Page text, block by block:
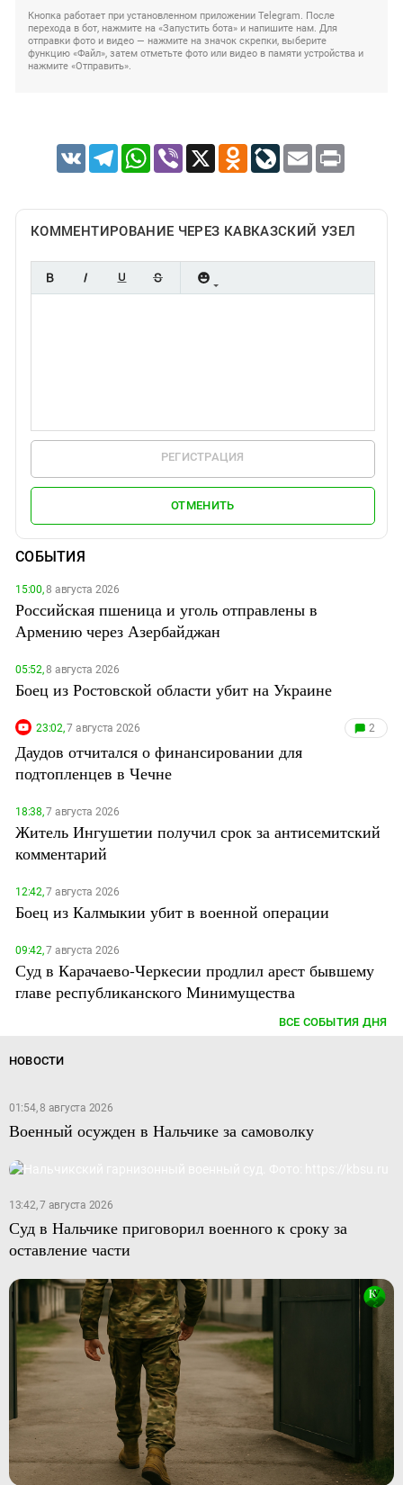
Кнопка работает при установленном приложении Telegram. После
перехода в бот, нажмите на «Запустить бота» и напишите нам. Для
отправки фото и видео — нажмите на значок скрепки, выберите
функцию «Файл», затем отметьте фото или видео в памяти устройства и
нажмите «Отправить».
VK TelegramWhatsApp
Viber X Odnoklassniki
LiveJournal
Email Print
КОММЕНТИРОВАНИЕ ЧЕРЕЗ КАВКАЗСКИЙ УЗЕЛ
РЕГИСТРАЦИЯ
ОТМЕНИТЬ
СОБЫТИЯ
15:00,8 августа 2026
Российская пшеница и уголь отправлены в
Армению через Азербайджан
05:52,8 августа 2026
Боец из Ростовской области убит на Украине
23:02,7 августа 2026 2
Даудов отчитался о финансировании для
подтопленцев в Чечне
18:38,7 августа 2026
Житель Ингушетии получил срок за антисемитский
комментарий
12:42,7 августа 2026
Боец из Калмыкии убит в военной операции
09:42,7 августа 2026
Суд в Карачаево-Черкесии продлил арест бывшему
главе республиканского Минимущества
ВСЕ СОБЫТИЯ ДНЯ
НОВОСТИ
01:54, 8 августа 2026
Военный осужден в Нальчике за самоволку
13:42, 7 августа 2026
Суд в Нальчике приговорил военного к сроку за
оставление части